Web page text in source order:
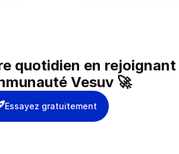
quotidien en rejoignant
Vesuv 🚀
Essayez gratuitement